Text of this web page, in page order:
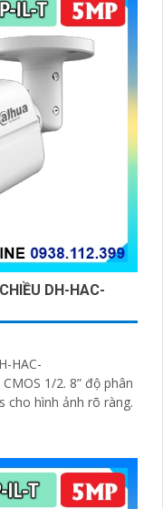
DH-HAC-
HAC-
1/2. 8” độ phân
cho hình ảnh rõ ràng.